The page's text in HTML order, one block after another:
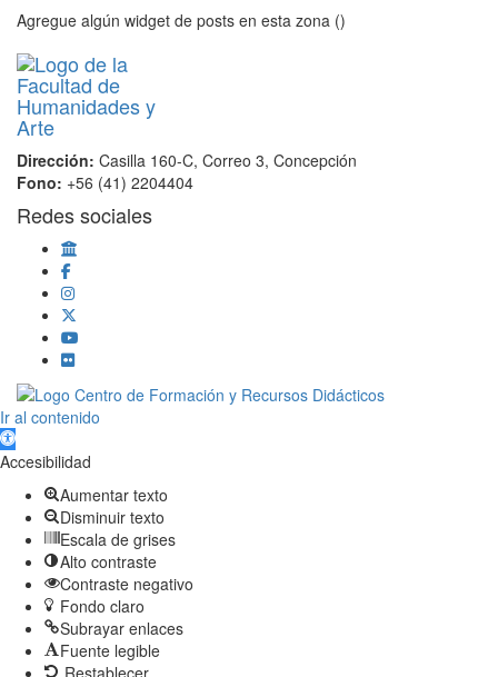
Agregue algún widget de posts en esta zona ()
Dirección: Casilla 160-C, Correo 3, Concepción
Fono: +56 (41) 2204404
Redes sociales
Scroll
Up
Ir al contenido
Abrir barra de herramientas
Accesibilidad
Aumentar texto
Disminuir texto
Escala de grises
Alto contraste
Contraste negativo
Fondo claro
Subrayar enlaces
Fuente legible